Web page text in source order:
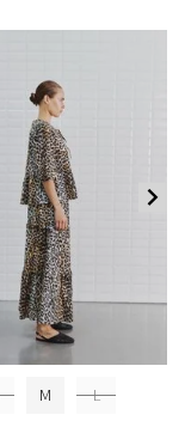
M L